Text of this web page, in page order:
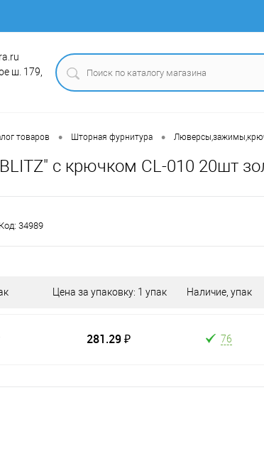
ш. 179,
товаров • Шторная фурнитура •
с крючком CL-010 20шт
Код: 34989
Цена за упаковку: 1 упак Наличие, упак
281.29 ₽ 76